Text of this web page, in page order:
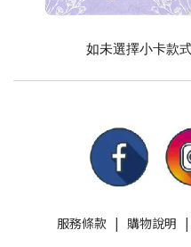
如未選擇小卡款
服務條款| 購物說明 |